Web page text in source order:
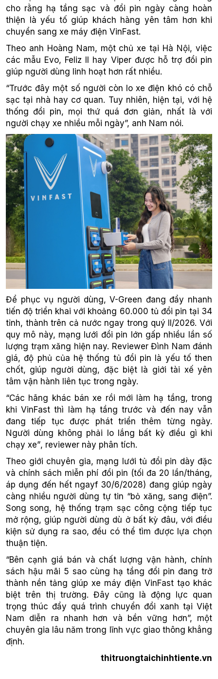
cho rằng hạ tầng sạc và đổi pin ngày càng hoàn
thiện là yếu tố giúp khách hàng yên tâm hơn khi
chuyển sang xe máy điện VinFast.
Theo anh Hoàng Nam, một chủ xe tại Hà Nội, việc
các mẫu Evo, Feliz II hay Viper được hỗ trợ đổi pin
giúp người dùng linh hoạt hơn rất nhiều.
“Trước đây một số người còn lo xe điện khócó chỗ
sạc tại nhà hay cơ quan. Tuy nhiên, hiện tại, với hệ
thống đổi pin, mọi thứquá đơn giản, nhất là với
người chạy xe nhiều mỗi ngày”, anh Nam nói.
Để phục vụ người dùng, V-Green đang đẩy nhanh
tiến độ triển khai với khoảng 60.000 tủ đổi pin tại 34
tỉnh, thành trên cả nước ngay trong quý II/2026. Với
quy mô này, mạng lưới đổi pin lớn gấp nhiều lần số
lượng trạm xăng hiện nay. Reviewer Đình Nam đánh
giá, độ phủ của hệ thống tủ đổi pin là yếu tố then
chốt, giúp người dùng, đặc biệt là giới tài xế yên
tâm vận hành liên tục trong ngày.
“Các hãng khác bán xe rồi mới làm hạ tầng, trong
khi VinFast thì làm hạ tầng trước và đến nay vẫn
đang tiếp tục được phát triển thêm từng ngày.
Người dùng không phải lo lắng bất kỳ điều gì khi
chạy xe”, reviewer này phân tích.
Theo giới chuyên gia, mạng lưới tủ đổi pin dày đặc
và chính sách miễn phí đổi pin (tối đa 20 lần/tháng,
áp dụng đến hết ngayf 30/6/2028) đang giúp ngày
càng nhiều người dùng tự tin “bỏ xăng, sang điện”.
Song song, hệ thống trạm sạc công cộng tiếp tục
mở rộng, giúp người dùng dù ở bất kỳ đâu, với điều
kiện sử dụng ra sao, đều có thể tìm được lựa chọn
thuận tiện.
“Bên cạnh giá bán và chất lượng vận hành, chính
sách hậu mãi 5 sao cùng hạ tầng đổi pin đang trở
thành nền tảng giúp xe máy điện VinFast tạo khác
biệt trên thị trường. Đây cũng là động lực quan
trọng thúc đẩy quá trình chuyển đổi xanh tại Việt
Nam diễn ra nhanh hơn và bền vững hơn”, một
chuyên gia lâu năm trong lĩnh vực giao thông khẳng
định.
thitruongtaichinhtiente.vn